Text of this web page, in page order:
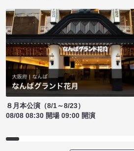
８月本公演（8/1～8/23）
08/08 08:30 開場 09:00 開演